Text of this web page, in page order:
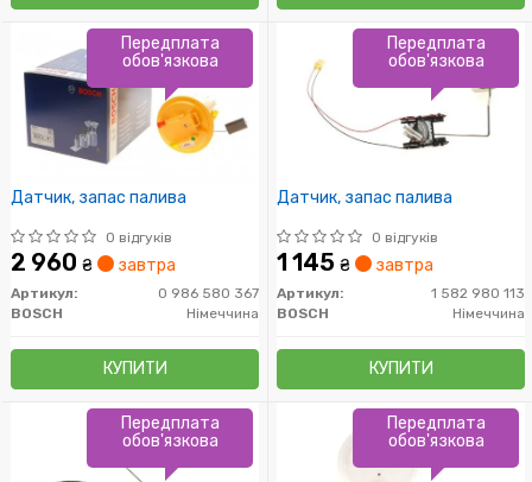
Датчик, запас палива
0 відгуків
2 960 ₴ завтра
Артикул:
0 986 580 367
BOSCH
Німеччина
КУПИТИ
Передплата
обов'язкова
Датчик, запас палива
0 відгуків
1 145 ₴ завтра
Артикул:
1 582 980 113
BOSCH
Німеччина
КУПИТИ
Передплата
обов'язкова
Передплата
обов'язкова
Передплата
обов'язкова